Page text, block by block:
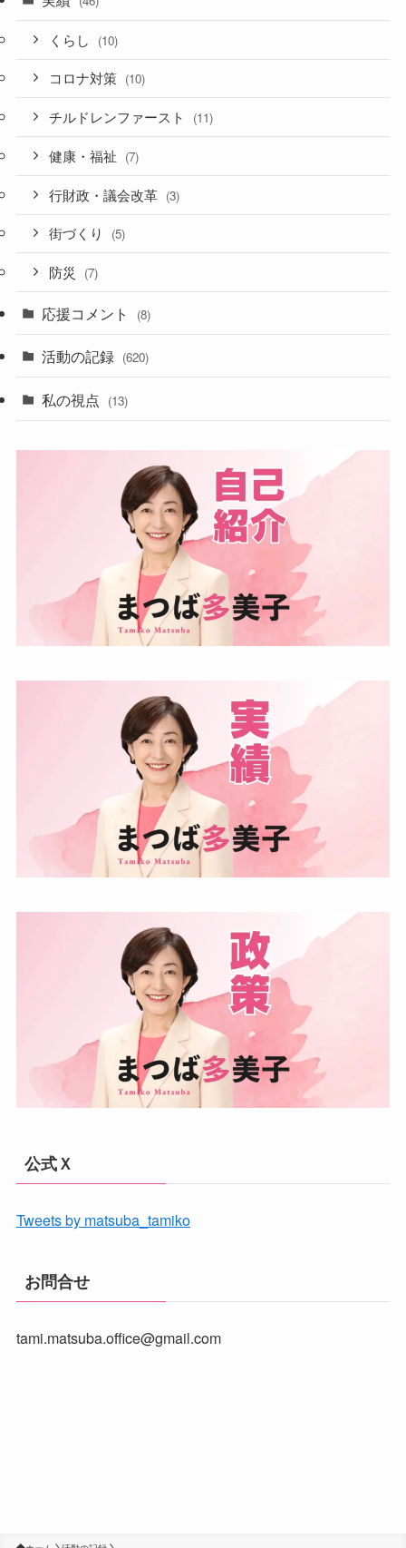
くらし (10)
コロナ対策 (10)
チルドレンファースト (11)
健康・福祉 (7)
行財政・議会改革 (3)
街づくり (5)
防災 (7)
応援コメント (8)
活動の記録 (620)
私の視点 (13)
公式Ｘ
Tweets by matsuba_tamiko
お問合せ
tami.matsuba.office@gmail.com